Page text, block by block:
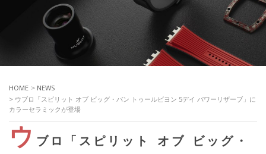
HOME > NEWS
> ウブロ「スピリット オブ ビッグ・バン トゥールビヨン 5デイ パワーリザーブ」に
カラーセラミックが登場
ウ ブロ「スピリット オブ ビッグ・